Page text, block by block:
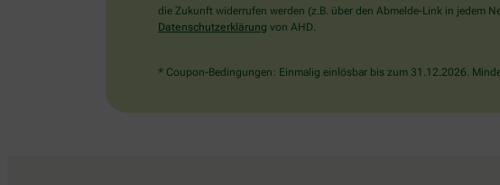
wählen
Herz.
die Zukunft widerrufen werden (z.B. über den Abmelde-Link in jedem
Datenschutzerklärung von AHD.
* Coupon-Bedingungen: Einmalig einlösbar bis zum 31.12.2026.